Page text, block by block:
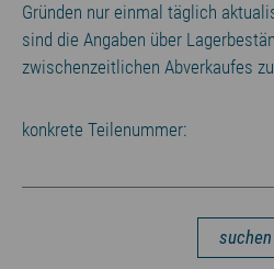
Gründen nur einmal täglich
sind die Angaben über
zwischenzeitlichen Abverkaufes
konkrete Teilenummer:
suchen